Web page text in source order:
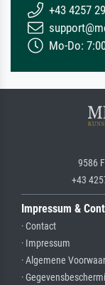
+43 4257
Mo-Do:
9586
+43
Impressum &
· Contact
· Impressum
· Algemene
·